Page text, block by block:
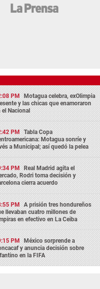
PM Motagua celebra, exOlimpia
y las chicas que enamoraron
el Nacional
PM Tabla Copa
Motagua sonríe y
a Municipal; así quedó la pelea
PM Real Madrid agita el
Rodri toma decisión y
cierra acuerdo
PM A prisión tres hondureños
llevaban cuatro millones de
en efectivo en La Ceiba
PM México sorprende a
y anuncia decisión sobre
en la FIFA